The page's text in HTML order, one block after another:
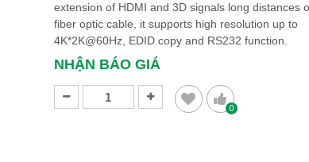
extension of HDMI and 3D signals long distances
fiber optic cable, it supports high resolution up to
4K*2K@60Hz, EDID copy and RS232 function.
NHẬN BÁO GIÁ
0